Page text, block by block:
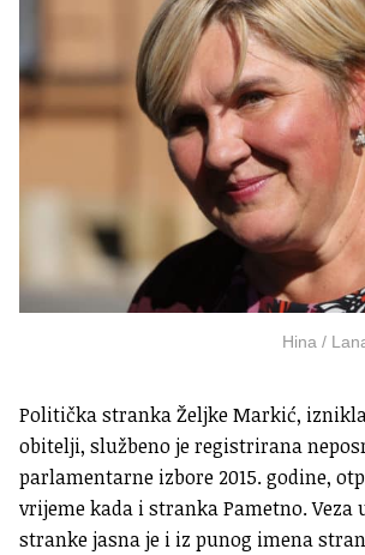
Hina /
Politička stranka Željke Markić,
obitelji, službeno je registrirana
parlamentarne izbore 2015. godine,
vrijeme kada i stranka Pametno.
stranke jasna je i iz punog imena